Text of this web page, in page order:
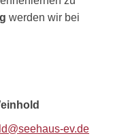
werden wir bei
ev.de